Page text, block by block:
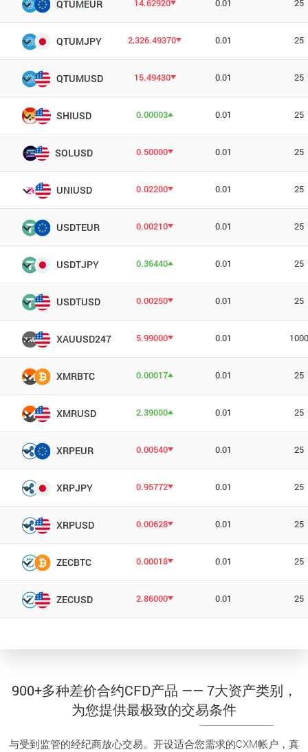
QTUMEUR 14.62920 0.01 25
QTUMJPY 2,326.49370 0.01 25
QTUMUSD 15.49430 0.01 25
SHIUSD 0.00003 0.01 25
SOLUSD 0.50000 0.01 25
UNIUSD 0.02200 0.01 25
USDTEUR 0.00210 0.01 25
USDTJPY 0.36440 0.01 25
USDTUSD 0.00250 0.01 25
XAUUSD247 5.99000 0.01 1000
XMRBTC 0.00017 0.01 25
XMRUSD 2.39000 0.01 25
XRPEUR 0.00540 0.01 25
XRPJPY 0.95772 0.01 25
XRPUSD 0.00628 0.01 25
ZECBTC 0.00018 0.01 25
ZECUSD 2.86000 0.01 25
900+多种差价合约CFD产品 —— 7大资产类别，
为您提供最极致的交易条件
与受到监管的经纪商放心交易。开设适合您需求的CXM帐户，真